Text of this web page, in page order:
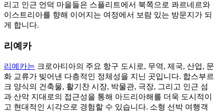
리고 인근 언덕 마을들은 스플리트에서 북쪽으로 콰르네르와
이스트리아를 향해 이어지는 여정에서 보람 있는 방문지가 되
게 합니다.
리예카
리예카는 크로아티아의 주요 항구 도시로, 무역, 제국, 산업, 문
화 교류가 빚어낸 다층적인 정체성을 지닌 곳입니다. 합스부르
크 양식의 건축물, 활기찬 시장, 박물관, 극장, 그리고 인근 섬
과 산악 지대로의 접근성을 통해 아드리아해를 더욱 도시적이
고 현대적인 시각으로 경험할 수 있습니다. 소형 선박 여행객